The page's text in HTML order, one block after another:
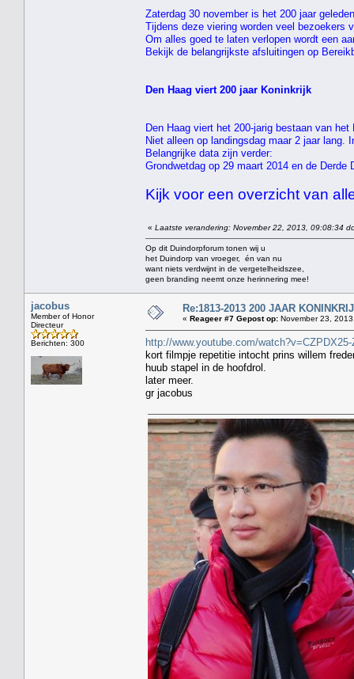
Zaterdag 30 november is het 200 jaar
Tijdens deze viering worden veel bezoekers
Om alles goed te laten verlopen wordt een
Bekijk de belangrijkste afsluitingen op
Den Haag viert 200 jaar Koninkrijk
Den Haag viert het 200-jarig bestaan van
Niet alleen op landingsdag maar 2 jaar
Belangrijke data zijn verder:
Grondwetdag op 29 maart 2014 en de Derde
Kijk voor een overzicht van
« Laatste verandering: November 22, 2013, 09:08:34
Op dit Duindorpforum tonen wij u
het Duindorp van vroeger, én van nu
want niets verdwijnt in de vergetelheidszee,
geen branding neemt onze herinnering mee!
jacobus
Member of Honor
Directeur
Berichten: 300
Re:1813-2013 200 JAAR
« Reageer #7 Gepost op: November 23,
http://www.youtube.com/watch?v=CZPDX25-
kort filmpje repetitie intocht prins willem
huub stapel in de hoofdrol.
later meer.
gr jacobus